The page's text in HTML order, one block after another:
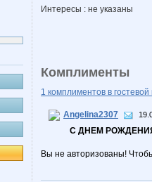
Интересы : не указаны
Комплименты
1 комплиментов в гостевой
Angelina2307
С ДНЕМ
Вы не авторизованы!